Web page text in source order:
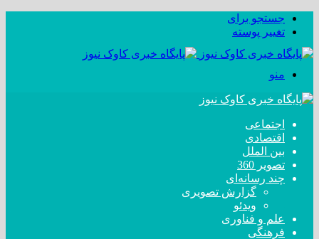
جستجو برای
تغییر پوسته
منو
اجتماعی
اقتصادی
بین الملل
تصویر 360
چند رسانه‌ای
گزارش تصویری
ویدئو
علم و فناوری
فرهنگی